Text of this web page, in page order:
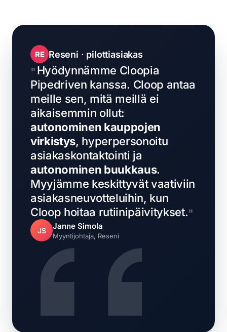
RE Reseni · pilottiasiakas
Hyödynnämme Cloopia
Pipedriven kanssa. Cloop antaa
meille sen, mitä meillä ei
aikaisemmin ollut:
autonominen kauppojen
virkistys, hyperpersonoitu
asiakaskontaktointi ja
autonominen buukkaus.
Myyjämme keskittyvät vaativiin
asiakasneuvotteluihin, kun
Cloop hoitaa rutiinipäivitykset.
JS Janne Simola
Myyntijohtaja, Reseni